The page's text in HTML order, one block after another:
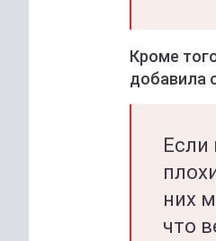
Кроме
добавила
Если
них
что